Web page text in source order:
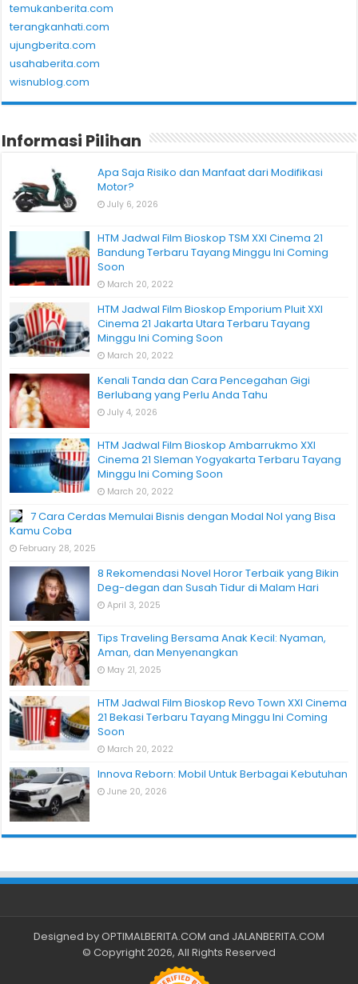
temukanberita.com
terangkanhati.com
ujungberita.com
usahaberita.com
wisnublog.com
Informasi Pilihan
Apa Saja Risiko dan Manfaat dari Modifikasi
Motor?
July 6, 2026
HTM Jadwal Film Bioskop TSM XXI Cinema 21
Bandung Terbaru Tayang Minggu Ini Coming
Soon
March 20, 2022
HTM Jadwal Film Bioskop Emporium Pluit XXI
Cinema 21 Jakarta Utara Terbaru Tayang
Minggu Ini Coming Soon
March 20, 2022
Kenali Tanda dan Cara Pencegahan Gigi
Berlubang yang Perlu Anda Tahu
July 4, 2026
HTM Jadwal Film Bioskop Ambarrukmo XXI
Cinema 21 Sleman Yogyakarta Terbaru Tayang
Minggu Ini Coming Soon
March 20, 2022
7 Cara Cerdas Memulai Bisnis dengan Modal Nol yang Bisa
Kamu Coba
February 28, 2025
8 Rekomendasi Novel Horor Terbaik yang Bikin
Deg-degan dan Susah Tidur di Malam Hari
April 3, 2025
Tips Traveling Bersama Anak Kecil: Nyaman,
Aman, dan Menyenangkan
May 21, 2025
HTM Jadwal Film Bioskop Revo Town XXI Cinema
21 Bekasi Terbaru Tayang Minggu Ini Coming
Soon
March 20, 2022
Innova Reborn: Mobil Untuk Berbagai Kebutuhan
June 20, 2026
Designed byOPTIMALBERITA.COM and JALANBERITA.COM
© Copyright 2026, All Rights Reserved